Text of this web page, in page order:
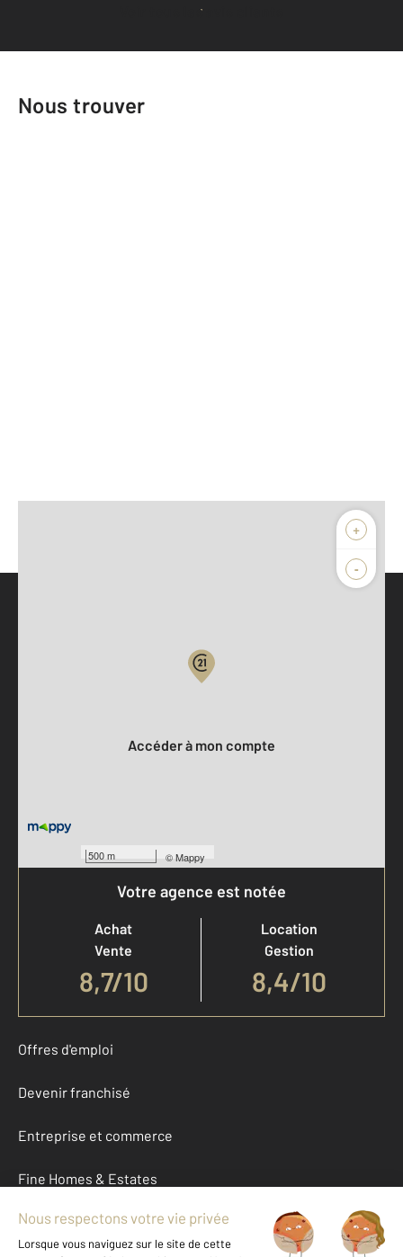
Voir tous les avis clients
Nous trouver
+
-
500 m ©Mappy
Accéder à mon compte
Votre agence est notée
Achat
Vente
8,7/10
Location
Gestion
8,4/10
Offres d'emploi
Devenir franchisé
Entreprise et commerce
Fine Homes & Estates
À propos